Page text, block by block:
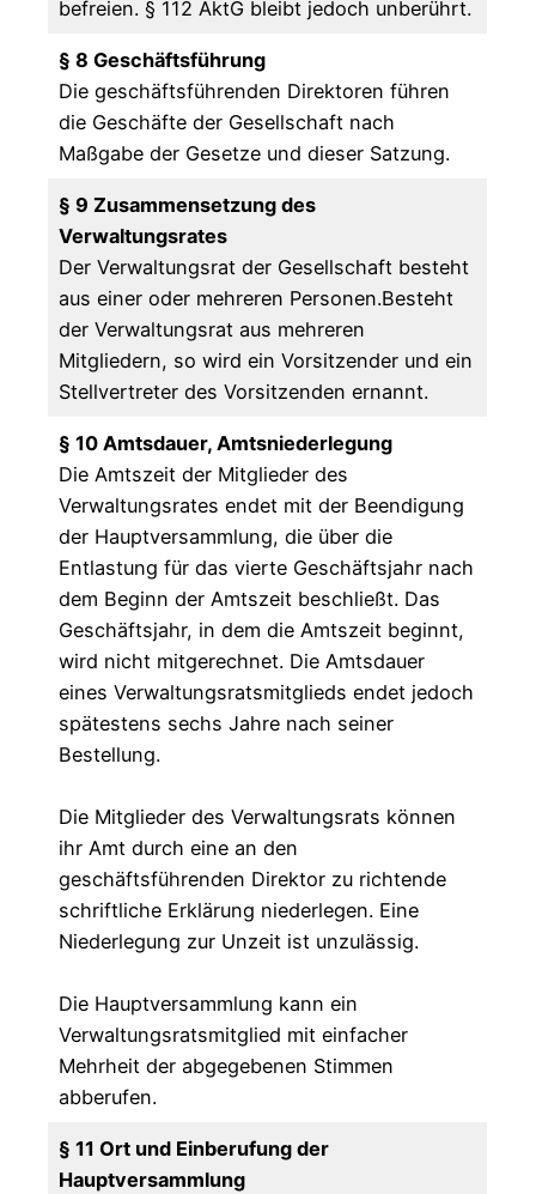
befreien. § 112 AktG bleibt jedoch unberührt.
§ 8 Geschäftsführung
Die geschäftsführenden Direktoren führen
die Geschäfte der Gesellschaft nach
Maßgabe der Gesetze und dieser Satzung.
§ 9 Zusammensetzung des
Verwaltungsrates
Der Verwaltungsrat der Gesellschaft besteht
aus einer oder mehreren Personen.Besteht
der Verwaltungsrat aus mehreren
Mitgliedern, so wird ein Vorsitzender und ein
Stellvertreter des Vorsitzenden ernannt.
§ 10 Amtsdauer, Amtsniederlegung
Die Amtszeit der Mitglieder des
Verwaltungsrates endet mit der Beendigung
der Hauptversammlung, die über die
Entlastung für das vierte Geschäftsjahr nach
dem Beginn der Amtszeit beschließt. Das
Geschäftsjahr, in dem die Amtszeit beginnt,
wird nicht mitgerechnet. Die Amtsdauer
eines Verwaltungsratsmitglieds endet jedoch
spätestens sechs Jahre nach seiner
Bestellung.
Die Mitglieder des Verwaltungsrats können
ihr Amt durch eine an den
geschäftsführenden Direktor zu richtende
schriftliche Erklärung niederlegen. Eine
Niederlegung zur Unzeit ist unzulässig.
Die Hauptversammlung kann ein
Verwaltungsratsmitglied mit einfacher
Mehrheit der abgegebenen Stimmen
abberufen.
§ 11 Ort und Einberufung der
Hauptversammlung